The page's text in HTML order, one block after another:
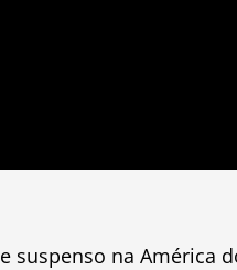
suspenso na América